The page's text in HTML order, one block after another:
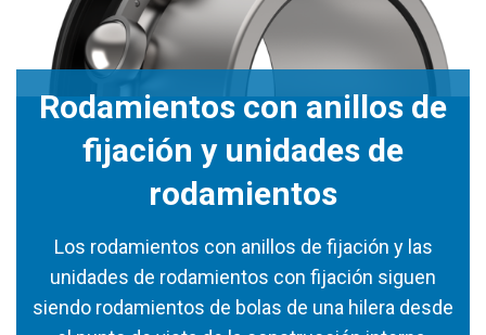
Rodamientos con anillos de
fijación y unidades de
rodamientos
Los rodamientos con anillos de fijación y las
unidades de rodamientos con fijación siguen
siendo rodamientos de bolas de una hilera desde